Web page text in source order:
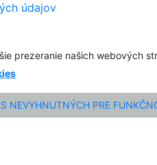
údajov
prezeranie našich webových
NEVYHNUTNÝCH PRE